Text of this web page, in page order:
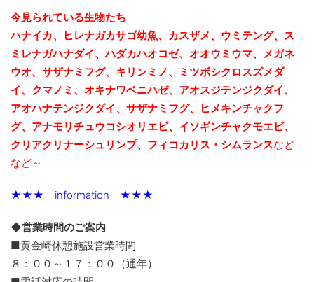
今見られている生物たち
ハナイカ、ヒレナガカサゴ幼魚、カスザメ、ウミテング、ス
ミレナガハナダイ、ハダカハオコゼ、オオウミウマ、メガネ
ウオ、サザナミフグ、キリンミノ、ミツボシクロスズメダ
イ、クマノミ、オキナワベニハゼ、アオスジテンジクダイ、
アオハナテンジクダイ、サザナミフグ、ヒメキンチャクフ
グ、アナモリチュウコシオリエビ、 イソギンチャクモエビ、
クリアクリナーシュリンプ、フィコカリス・シムランスなど
など～
★★★ information ★★★
◆営業時間のご案内
■黄金崎休憩施設営業時間
８：００～１７：００（通年）